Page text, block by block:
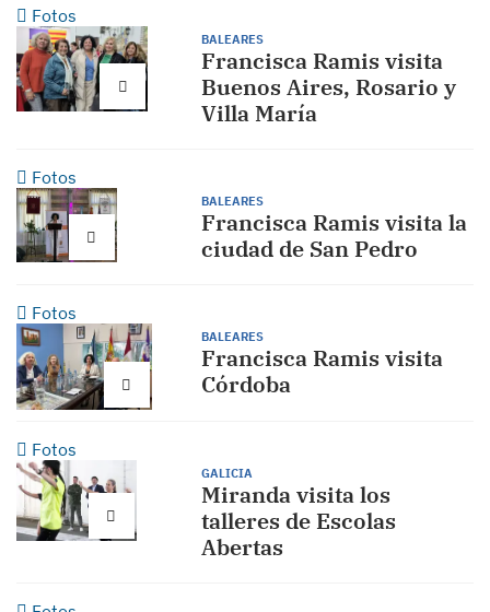
Fotos
BALEARES
Francisca Ramis visita
Buenos Aires, Rosario y
Villa María
Fotos
BALEARES
Francisca Ramis visita la
ciudad de San Pedro
Fotos
BALEARES
Francisca Ramis visita
Córdoba
Fotos
GALICIA
Miranda visita los
talleres de Escolas
Abertas